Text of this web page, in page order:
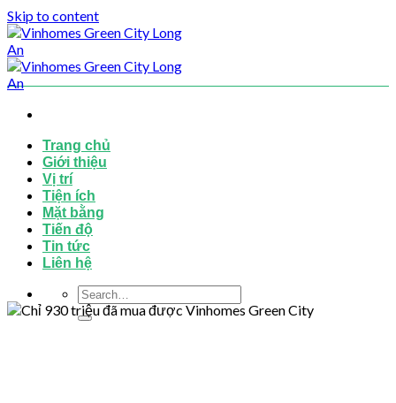
Skip to content
Trang chủ
Giới thiệu
Vị trí
Tiện ích
Mặt bằng
Tiến độ
Tin tức
Liên hệ